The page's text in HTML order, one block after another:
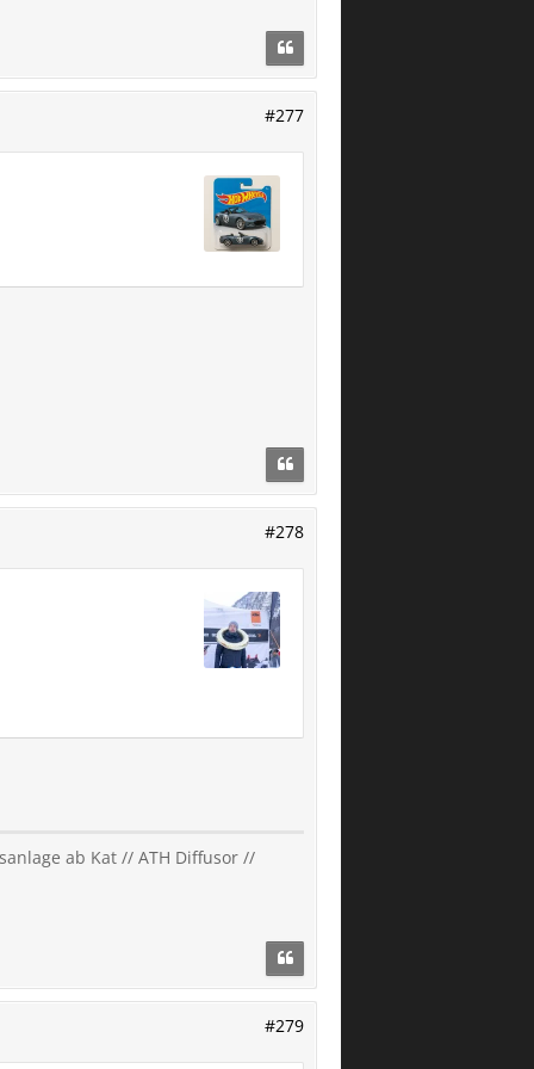
#277
#278
ab Kat // ATH Diffusor //
#279